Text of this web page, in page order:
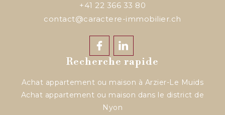
+41 22 366 33 80
contact@caractere-immobilier.ch
Recherche rapide
Achat appartement ou maison à Arzier-Le Muids
Achat appartement ou maison dans le district de
Nyon